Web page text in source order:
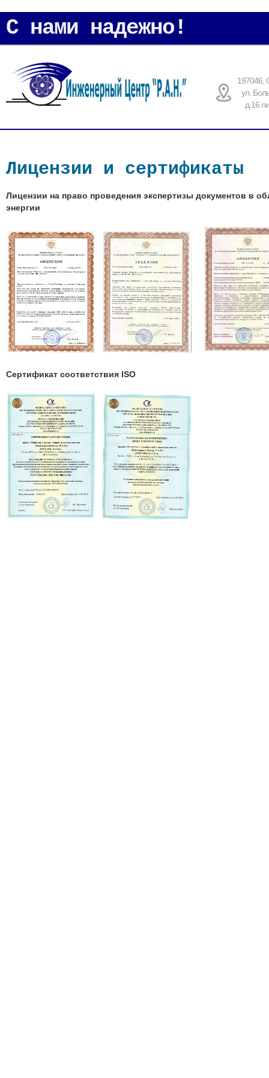
С нами надежно!
197046,
ул.
д.16
Лицензии и сертификаты
Лицензии на право проведения экспертизы документов в
энергии
Сертификат соответствия ISO